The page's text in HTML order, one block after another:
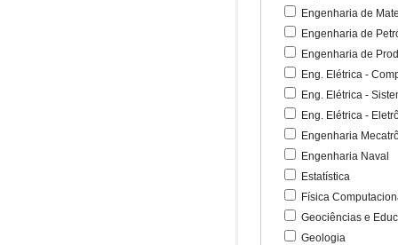
Engenharia de
Engenharia de
Engenharia de
Eng. Elétrica -
Eng. Elétrica -
Eng. Elétrica -
Engenharia
Engenharia Naval
Estatística
Física
Geociências e
Geologia